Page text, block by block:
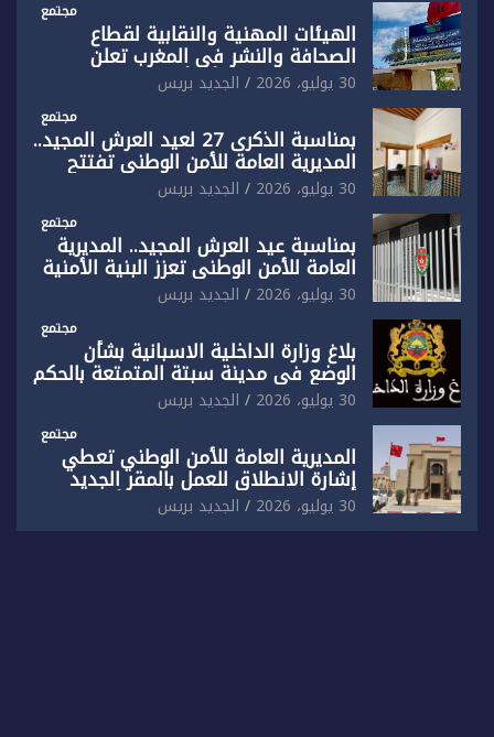
مجتمع
الهيئات المهنية والنقابية لقطاع
الصحافة والنشر في المغرب تعلن
رفضها القاطع لـ”أي أجندة انتخابية
مُعدة على مقاس سياسي ومصلحي
ضيق”
30 يوليو، 2026 الجديد بريس
مجتمع
بمناسبة الذكرى 27 لعيد العرش المجيد..
المديرية العامة للأمن الوطني تفتتح
المقر الجديد لفرقة الشرطة السياحية
بفاس
30 يوليو، 2026 الجديد بريس
مجتمع
بمناسبة عيد العرش المجيد.. المديرية
العامة للأمن الوطني تعزز البنية الأمنية
بالناظور بإحداث فرقتين جديدتين
30 يوليو، 2026 الجديد بريس
مجتمع
بلاغ وزارة الداخلية الاسبانية بشأن
الوضع في مدينة سبتة المتمتعة بالحكم
الذاتي
30 يوليو، 2026 الجديد بريس
مجتمع
المديرية العامة للأمن الوطني تعطي
إشارة الانطلاق للعمل بالمقر الجديد
للدائرة الثالثة للشرطة بولاية أمن العيون
30 يوليو، 2026 الجديد بريس